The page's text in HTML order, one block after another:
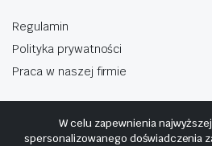
Regulamin
Polityka prywatności
Praca w naszej firmie
W celu zapewnienia
spersonalizowanego doświadczenia